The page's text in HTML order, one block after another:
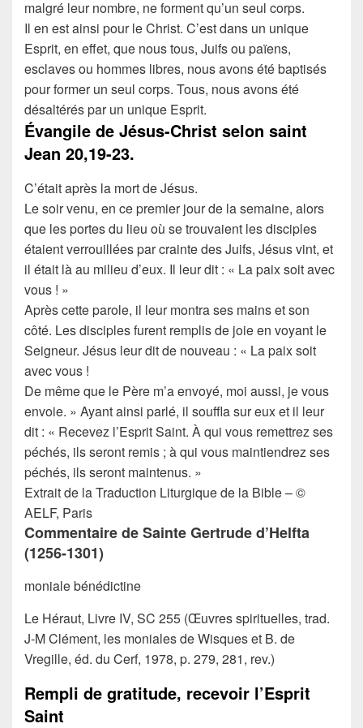
malgré leur nombre, ne forment qu’un seul corps.
Il en est ainsi pour le Christ. C’est dans un unique
Esprit, en effet, que nous tous, Juifs ou païens,
esclaves ou hommes libres, nous avons été baptisés
pour former un seul corps. Tous, nous avons été
désaltérés par un unique Esprit.
Évangile de Jésus-Christ selon saint
Jean 20,19-23.
C’était après la mort de Jésus.
Le soir venu, en ce premier jour de la semaine, alors
que les portes du lieu où se trouvaient les disciples
étaient verrouillées par crainte des Juifs, Jésus vint, et
il était là au milieu d’eux. Il leur dit : « La paix soit avec
vous ! »
Après cette parole, il leur montra ses mains et son
côté. Les disciples furent remplis de joie en voyant le
Seigneur. Jésus leur dit de nouveau : « La paix soit
avec vous !
De même que le Père m’a envoyé, moi aussi, je vous
envoie. » Ayant ainsi parlé, il souffla sur eux et il leur
dit : « Recevez l’Esprit Saint. À qui vous remettrez ses
péchés, ils seront remis ; à qui vous maintiendrez ses
péchés, ils seront maintenus. »
Extrait de la Traduction Liturgique de la Bible – ©
AELF, Paris
Commentaire de Sainte Gertrude d’Helfta
(1256-1301)
moniale bénédictine
Le Héraut, Livre IV, SC 255 (Œuvres spirituelles, trad.
J-M Clément, les moniales de Wisques et B. de
Vregille, éd. du Cerf, 1978, p. 279, 281, rev.)
Rempli de gratitude, recevoir l’Esprit
Saint